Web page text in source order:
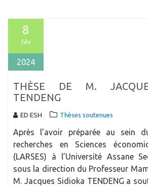
8
Fév
2024
THÈSE DE M.
TENDENG
ED ESH Thèses soutenues
Après l’avoir préparée au sein
recherches en Sciences
(LARSES) à l’Université Assane
sous la direction du Professeur
M. Jacques Sidioka TENDENG a